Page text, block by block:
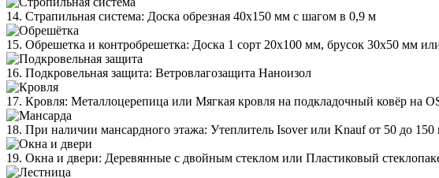
14. Страпильная система: Доска обрезная 40х150 мм с шагом в 0,9 м
15. Обрешетка и контробрешетка: Доска 1 сорт 20х100 мм, брусок 30х50 мм
16. Подкровельная защита: Ветровлагозащита Наноизол
17. Кровля: Металлоцерепица или Мягкая кровля на подкладочный ковёр на
18. При наличии мансардного этажа: Утеплитель Isover или Knauf от 50 до
19. Окна и двери: Деревянные с двойным стеклом или Пластиковый